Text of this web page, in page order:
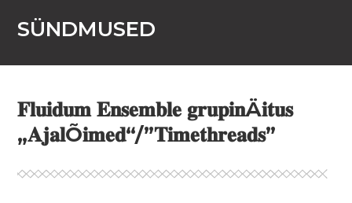
SÜNDMUSED
𝐅𝐥𝐮𝐢𝐝𝐮𝐦 𝐄𝐧𝐬𝐞𝐦𝐛𝐥𝐞 𝐠𝐫𝐮𝐩𝐢𝐧Ä𝐢𝐭𝐮𝐬
„𝐀𝐣𝐚𝐥Õ𝐢𝐦𝐞𝐝“/”𝐓𝐢𝐦𝐞𝐭𝐡𝐫𝐞𝐚𝐝𝐬”